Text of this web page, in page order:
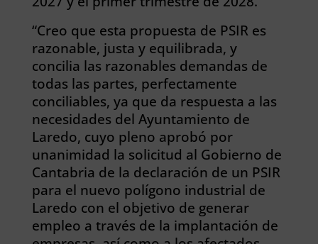
“Creo que esta propuesta de PSIR es
razonable, justa y equilibrada, y
concilia las razonables demandas de
todas las partes, perfectamente
conciliables, ya que da respuesta a las
necesidades del Ayuntamiento de
Laredo, cuyo pleno aprobó por
unanimidad la solicitud al Gobierno de
Cantabria de la declaración de un PSIR
para el nuevo polígono industrial de
Laredo con el objetivo de generar
empleo a través de la implantación de